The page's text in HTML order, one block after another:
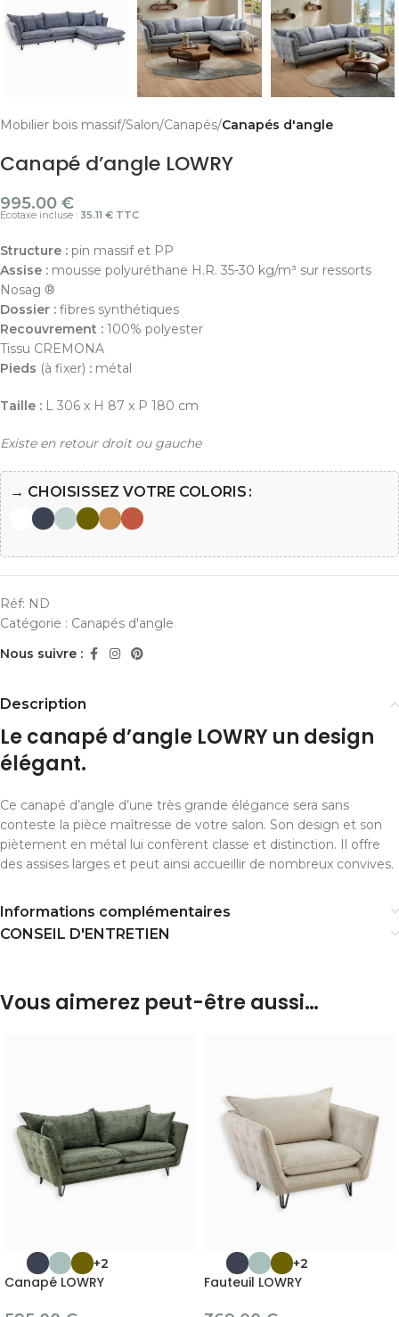
Mobilier bois massif Salon Canapés Canapés d'angle
Canapé d’angle LOWRY
995.00 €
Ecotaxe incluse : 35.11 € TTC
Structure : pin massif et PP
Assise : mousse polyuréthane H.R. 35-30 kg/m³ sur ressorts
Nosag ®
Dossier : fibres synthétiques
Recouvrement : 100% polyester
Tissu CREMONA
Pieds (à fixer) : métal
Taille : L 306 x H 87 x P 180 cm
Existe en retour droit ou gauche
→ CHOISISSEZ VOTRE COLORIS
Réf: ND
Catégorie : Canapés d'angle
Nous suivre :
Description
Le canapé d’angle LOWRY un design
élégant.
Ce canapé d’angle d’une très grande élégance sera sans
conteste la pièce maîtresse de votre salon. Son design et son
piètement en métal lui confèrent classe et distinction. Il offre
des assises larges et peut ainsi accueillir de nombreux convives.
Informations complémentaires
CONSEIL D'ENTRETIEN
Vous aimerez peut-être aussi…
+2
Canapé LOWRY
+2
Fauteuil LOWRY